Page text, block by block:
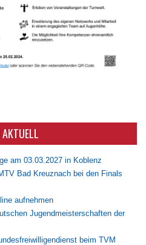
am 03.03.2027 in Koblenz
Bad Kreuznach bei den Finals
aufnehmen
Jugendmeisterschaften der
beim TVM